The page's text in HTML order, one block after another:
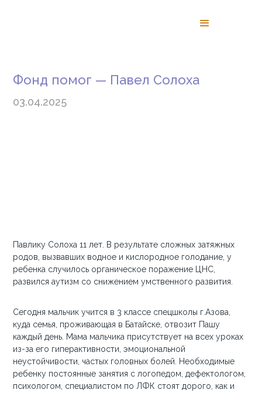
Фонд помог — Павел Солоха
03.04.2025
Павлику Солоха 11 лет. В результате сложных затяжных
родов, вызвавших водное и кислородное голодание, у
ребенка случилось органическое поражение ЦНС,
развился аутизм со снижением умственного развития.
Сегодня мальчик учится в 3 классе спецшколы г.Азова,
куда семья, проживающая в Батайске, отвозит Пашу
каждый день. Мама мальчика присутствует на всех уроках
из-за его гиперактивности, эмоциональной
неустойчивости, частых головных болей. Необходимые
ребенку постоянные занятия с логопедом, дефектологом,
психологом, специалистом по ЛФК стоят дорого, как и